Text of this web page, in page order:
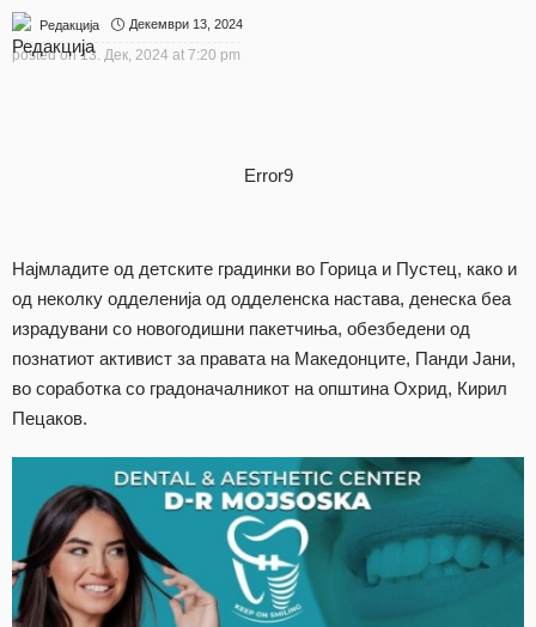
Редакција Декември 13, 2024
posted on 13. Дек, 2024 at 7:20 pm
Error9
Најмладите од детските градинки во Горица и Пустец, како и
од неколку одделенија од одделенска настава, денеска беа
израдувани со новогодишни пакетчиња, обезбедени од
познатиот активист за правата на Македонците, Панди Јани,
во соработка со градоначалникот на општина Охрид, Кирил
Пецаков.